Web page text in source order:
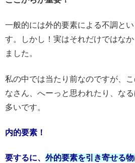
一般的には外的要素による不調と
す。しかし！実はそれだけではな
ました。
私の中では当たり前なのですが、
なさん、へーっと思われたり、な
多いです。
内的要素！
要するに、 外的要素を引き寄せる物